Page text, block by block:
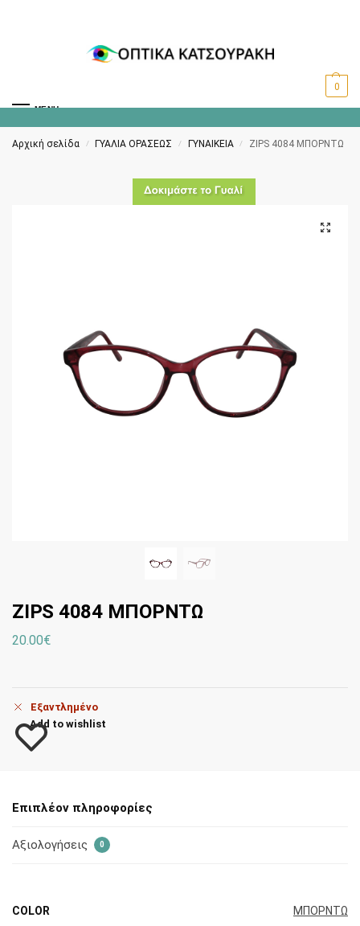
MENU
0
Αρχική σελίδα / ΓΥΑΛΙΑ ΟΡΑΣΕΩΣ / ΓΥΝΑΙΚΕΙΑ / ZIPS 4084 ΜΠΟΡΝΤΩ
ZIPS 4084 ΜΠΟΡΝΤΩ
20.00€
Εξαντλημένο
Add to wishlist
Επιπλέον πληροφορίες
Αξιολογήσεις 0
COLOR ΜΠΟΡΝΤΩ